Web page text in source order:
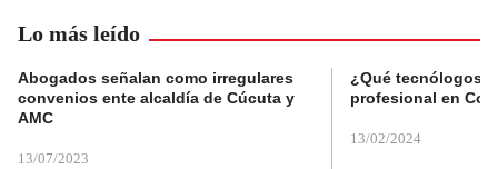
Lo más leído
Abogados señalan como irregulares
convenios ente alcaldía de Cúcuta y
AMC
13/07/2023
¿Qué tecnólogos
profesional en
13/02/2024